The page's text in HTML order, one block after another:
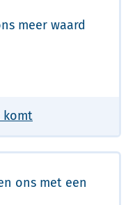
meer waard
komt
ons met een